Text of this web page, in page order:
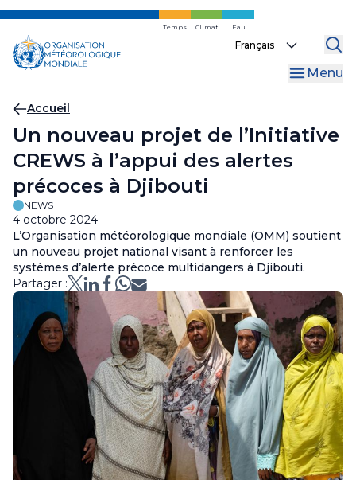
Skip
main
content
Temps Climat Eau
Select
Menu
Fil
d'Ariane
Accueil
Un nouveau projet de l’Initiative
CREWS à l’appui des alertes
précoces à Djibouti
NEWS
4 octobre 2024
L’Organisation météorologique mondiale (OMM) soutient
un nouveau projet national visant à renforcer les
systèmes d’alerte précoce multidangers à Djibouti.
Partager :